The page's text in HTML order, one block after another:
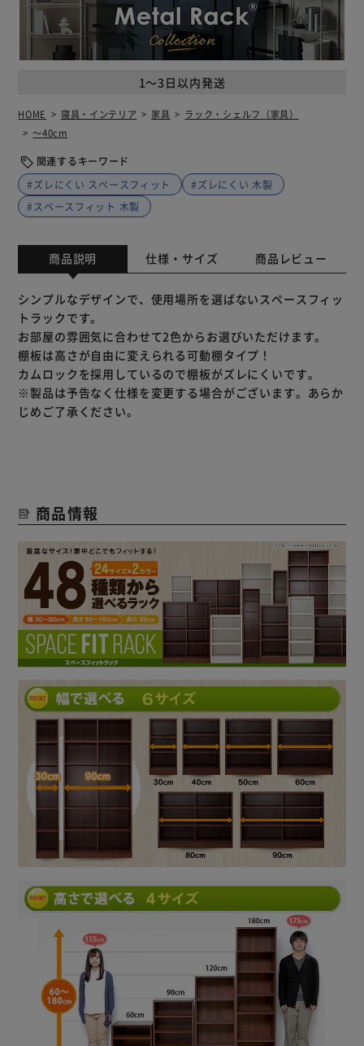
1～3日以内発送
HOME 寝具・インテリア 家具
ラック・シェルフ（家具）
～40cm
関連するキーワード
#ズレにくい スペースフィット
#ズレにくい 木製
#スペースフィット 木製
商品説明 仕様・サイズ 商品レビュー
シンプルなデザインで、使用場所を選ばないスペースフィッ
トラックです。
お部屋の雰囲気に合わせて2色からお選びいただけます。
棚板は高さが自由に変えられる可動棚タイプ！
カムロックを採用しているので棚板がズレにくいです。
※製品は予告なく仕様を変更する場合がございます。あらか
じめご了承ください。
商品情報